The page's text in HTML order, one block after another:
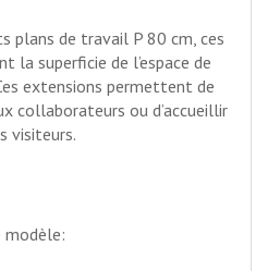
plans de travail P 80 cm, ces
la superficie de l’espace de
extensions permettent de
collaborateurs ou d’accueillir
visiteurs.
modèle: